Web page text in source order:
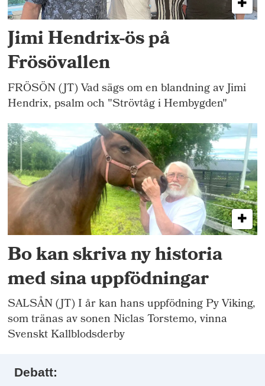
Jimi Hendrix-ös på
Frösövallen
FRÖSÖN (JT) Vad sägs om en blandning av Jimi
Hendrix, psalm och "Strövtåg i Hembygden"
Bo kan skriva ny historia
med sina uppfödningar
SALSÅN (JT) I år kan hans uppfödning Py Viking,
som tränas av sonen Niclas Torstemo, vinna
Svenskt Kallblodsderby
Debatt: